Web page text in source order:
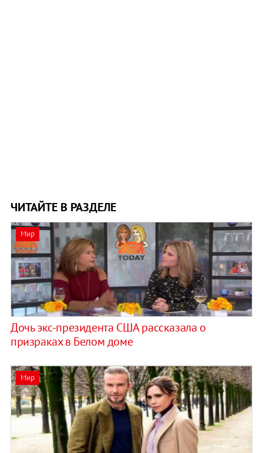
ЧИТАЙТЕ В РАЗДЕЛЕ
Мир
Дочь экс-президента США рассказала о
призраках в Белом доме
Мир